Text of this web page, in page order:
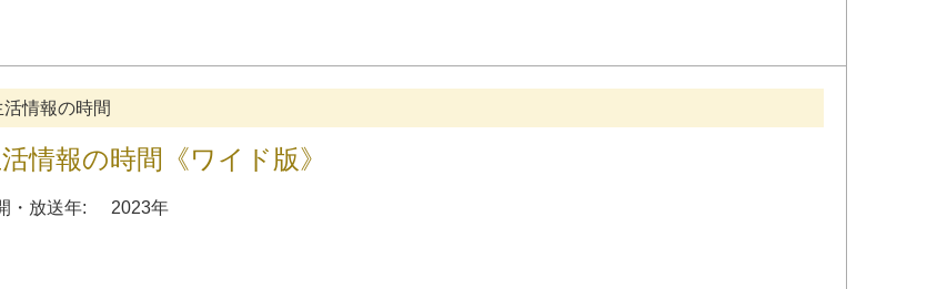
活情報の時間
情報の時間《ワイド版》
・放送年: 2023年